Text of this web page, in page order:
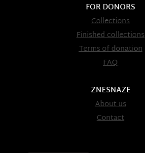
FOR DONORS
Collections
Finished collections
Terms of donation
FAQ
ZNESNAZE
About us
Contact